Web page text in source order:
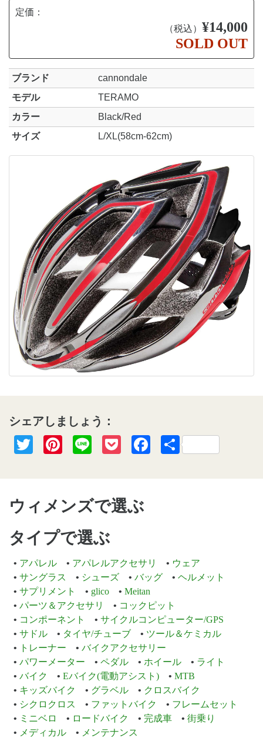
定価：
（税込） ¥14,000
SOLD OUT
ブランド
cannondale
モデル
TERAMO
カラー
Black/Red
サイズ
L/XL(58cm-62cm)
シェアしましょう：
TwitterPinterest
Line PocketFacebook
共
ウィメンズで選ぶ
タイプで選ぶ
アパレル アパレルアクセサリ
ウェア
サングラス
シューズ バッグ
ヘルメット
サプリメント
glico
Meitan
パーツ＆アクセサリ
コックピット
コンポーネント
サイクルコンピューター/GPS
サドル
タイヤ/チューブ
ツール＆ケミカル
トレーナー
バイクアクセサリー
パワーメーター
ペダル ホイール
ライト
バイク
Eバイク(電動アシスト)
MTB
キッズバイク
グラベル
クロスバイク
シクロクロス
ファットバイク
フレームセット
ミニベロ
ロードバイク 完成車
街乗り
メディカル
メンテナンス